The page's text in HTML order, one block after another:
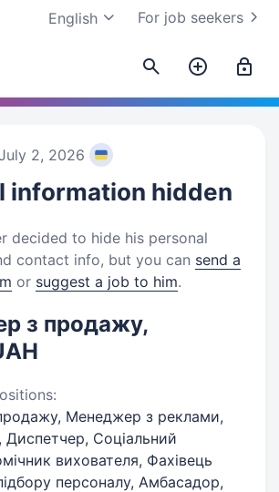
For job seekers
English
2, 2026
information hidden
decided to hide his personal
contact info, but you can send a
or suggest a job to him.
з продажу,
Менеджер з реклами,
Диспетчер, Соціальний
вихователя, Фахівець
персоналу, Амбасадор,